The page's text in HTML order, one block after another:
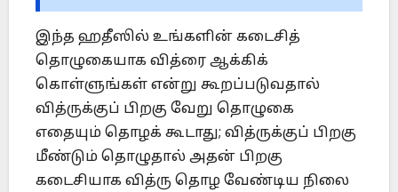
இந்த ஹதீஸில் உங்களின் கடைசித்
தொழுகையாக வித்ரை ஆக்கிக்
கொள்ளுங்கள் என்று கூறப்படுவதால்
வித்ருக்குப் பிறகு வேறு தொழுகை
எதையும் தொழக் கூடாது; வித்ருக்குப் பிறகு
மீண்டும் தொழுதால் அதன் பிறகு
கடைசியாக வித்ரு தொழ வேண்டிய நிலை